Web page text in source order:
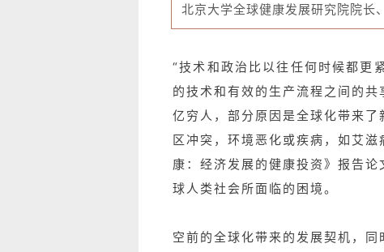
北京大学全球健康发展研究院院长
“技术和政治比以往任何时候都更
的技术和有效的生产流程之间的
亿穷人，部分原因是全球化带来
区冲突，环境恶化或疾病，如艾
康：经济发展的健康投资》报告
球人类社会所面临的困境。
空前的全球化带来的发展契机，